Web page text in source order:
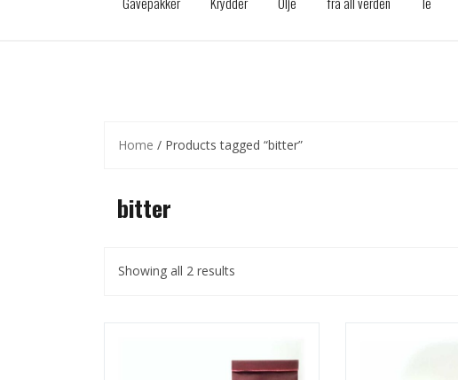
Home / Products tagged “bitter”
bitter
Showing all 2 results